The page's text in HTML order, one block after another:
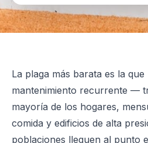
La plaga más barata es la
mantenimiento recurrente —
mayoría de los hogares,
comida y edificios de alta
poblaciones lleguen al punto